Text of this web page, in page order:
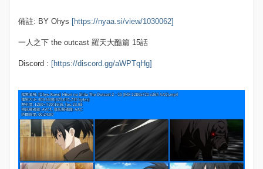
備註: BY Ohys [https://nyaa.si/view/1030062]
一人之下 the outcast 羅天大醮篇 15話
Discord : [https://discord.gg/aWPTqHg]